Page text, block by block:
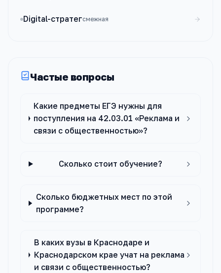
Digital-стратегсмежная
Частые вопросы
Какие предметы ЕГЭ нужны для
поступления на 42.03.01 «Реклама и
связи с общественностью»?
Сколько стоит обучение?
Сколько бюджетных мест по этой
программе?
В каких вузы в Краснодаре и
Краснодарском крае учат на реклама
и связи с общественностью?